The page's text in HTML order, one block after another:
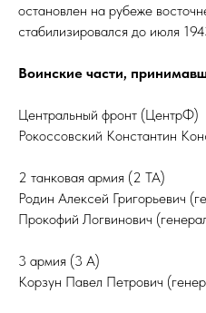
остановлен на рубеже
стабилизировался до июля
Воинские части,
Центральный фронт (ЦентрФ)
Рокоссовский Константин
2 танковая армия (2 ТА)
Родин Алексей Григорьевич
Прокофий Логвинович
3 армия (3 А)
Корзун Павел Петрович